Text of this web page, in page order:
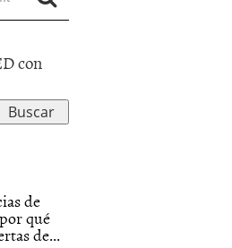
con
de
qué
de...